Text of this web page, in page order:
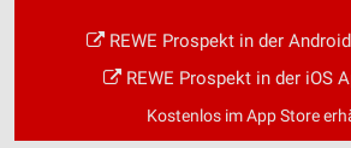
REWE Prospekt in der
REWE Prospekt in der iOS
Kostenlos im App Store